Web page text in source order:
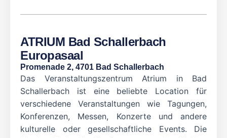
ATRIUM Bad Schallerbach
Europasaal
Promenade 2, 4701 Bad Schallerbach
Das Veranstaltungszentrum Atrium in Bad
Schallerbach ist eine beliebte Location für
verschiedene Veranstaltungen wie Tagungen,
Konferenzen, Messen, Konzerte und andere
kulturelle oder gesellschaftliche Events. Die